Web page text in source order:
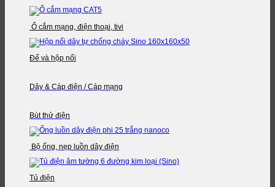
Ổ cắm mạng, điện thoại, tivi
Đế và hộp nối
Dây & Cáp điện / Cáp mạng
Bút thử điện
Bộ ống, nẹp luồn dây điện
Tủ điện